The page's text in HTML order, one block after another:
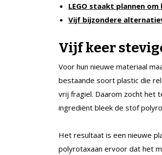
LEGO staakt plannen
Vijf bijzondere
Vijf keer
Voor hun nieuwe materiaal
bestaande soort plastic die
vrij fragiel. Daarom zocht het
ingrediënt bleek de stof
Het resultaat is een nieuwe
polyrotaxaan ervoor dat het